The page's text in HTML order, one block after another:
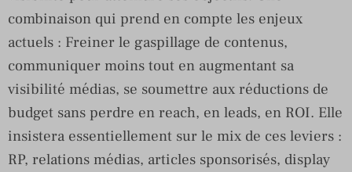
combinaison qui prend en compte les enjeux
actuels : Freiner le gaspillage de contenus,
communiquer moins tout en augmentant sa
visibilité médias, se soumettre aux réductions de
budget sans perdre en reach, en leads, en ROI. Elle
insistera essentiellement sur le mix de ces leviers :
RP, relations médias, articles sponsorisés, display